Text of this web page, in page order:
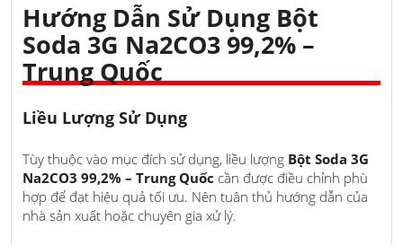
Hướng Dẫn Sử Dụng Bột
Soda 3G Na2CO3 99,2% –
Trung Quốc
Liều Lượng Sử Dụng
Tùy thuộc vào mục đích sử dụng, liều lượng Bột Soda 3G
Na2CO3 99,2% – Trung Quốc cần được điều chỉnh phù
hợp để đạt hiệu quả tối ưu. Nên tuân thủ hướng dẫn của
nhà sản xuất hoặc chuyên gia xử lý.